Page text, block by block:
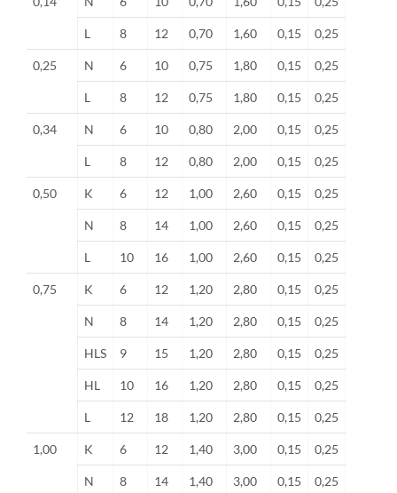
L 8 12 0,70 1,60 0,15 0,25
0,25 N 6 10 0,75 1,80 0,15 0,25
L 8 12 0,75 1,80 0,15 0,25
0,34 N 6 10 0,80 2,00 0,15 0,25
L 8 12 0,80 2,00 0,15 0,25
0,50 K 6 12 1,00 2,60 0,15 0,25
N 8 14 1,00 2,60 0,15 0,25
L 10 16 1,00 2,60 0,15 0,25
0,75 K 6 12 1,20 2,80 0,15 0,25
N 8 14 1,20 2,80 0,15 0,25
HLS 9 15 1,20 2,80 0,15 0,25
HL 10 16 1,20 2,80 0,15 0,25
L 12 18 1,20 2,80 0,15 0,25
1,00 K 6 12 1,40 3,00 0,15 0,25
N 8 14 1,40 3,00 0,15 0,25